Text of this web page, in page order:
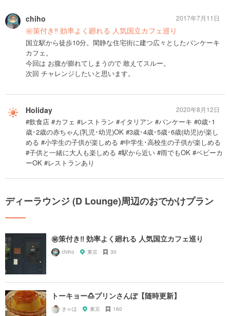
chiho
㊙️策付き‼︎ 効率よく廻れる 人気国立カフェ巡り
国立駅から徒歩10分。閑静な住宅街に建つ広々としたパンケーキ
カフェ。
今回は お腹が膨れてしまうので 敢えてスルー。
次回 チャレンジしたいと思います。
2017年7月11日
Holiday
#飲食店 #カフェ #レストラン #イタリアン #パンケーキ #0歳･1
歳･2歳の赤ちゃん(乳児･幼児)OK #3歳･4歳･5歳･6歳(幼児)が楽し
める #小学生の子供が楽しめる #中学生･高校生の子供が楽しめる
#子供と一緒に大人も楽しめる #駅から近い #雨でもOK #ベビーカ
ーOK #レストランあり
2020年8月12日
ディーラウンジ (D Lounge)周辺のおでかけプラン
㊙️策付き‼︎ 効率よく廻れる 人気国立カフェ巡り
chiho 東京 30
トーキョー🍮プリンさんぽ【随時更新】
きゃほ 東京 160